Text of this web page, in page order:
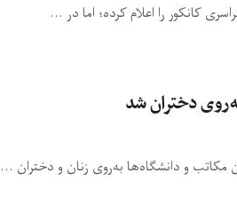
کانکور را اعلام کرده؛ اما در ...
دختران شد
و دانشگاه‌ها به‌روی زنان و دختران ...